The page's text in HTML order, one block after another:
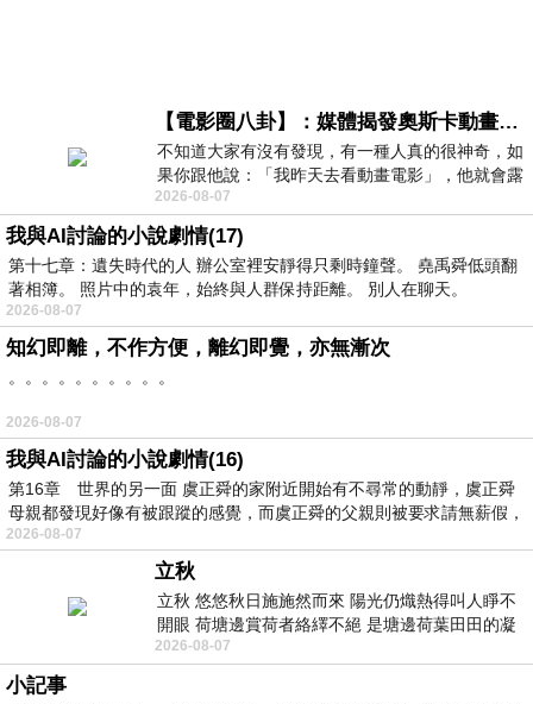
【電影圈八卦】：媒體揭發奧斯卡動畫項目投票醜聞！好萊塢為什麼看不起動畫電影？
不知道大家有沒有發現，有一種人真的很神奇，如
果你跟他說：「我昨天去看動畫電影」，他就會露
出一種慈祥的微笑，然後問你是不是陪小
2026-08-07
我與AI討論的小說劇情(17)
第十七章：遺失時代的人 辦公室裡安靜得只剩時鐘聲。 堯禹舜低頭翻
著相簿。 照片中的袁年，始終與人群保持距離。 別人在聊天。
2026-08-07
知幻即離，不作方便，離幻即覺，亦無漸次
。。。。。。。。。。
2026-08-07
我與AI討論的小說劇情(16)
第16章 世界的另一面 虞正舜的家附近開始有不尋常的動靜，虞正舜
母親都發現好像有被跟蹤的感覺，而虞正舜的父親則被要求請無薪假，
2026-08-07
立秋
立秋 悠悠秋日施施然而來 陽光仍熾熱得叫人睜不
開眼 荷塘邊賞荷者絡繹不絕 是塘邊荷葉田田的凝
望 風中飄逸的是映日荷花別樣紅
2026-08-07
小記事